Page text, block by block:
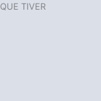
TIVER